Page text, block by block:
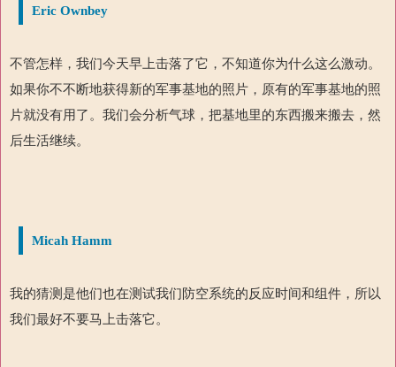
Eric Ownbey
不管怎样，我们今天早上击落了它，不知道你为什么这么激动。
如果你不不断地获得新的军事基地的照片，原有的军事基地的照
片就没有用了。我们会分析气球，把基地里的东西搬来搬去，然
后生活继续。
Micah Hamm
我的猜测是他们也在测试我们防空系统的反应时间和组件，所以
我们最好不要马上击落它。